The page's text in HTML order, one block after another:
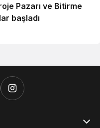
Pazarı ve Bitirme
başladı